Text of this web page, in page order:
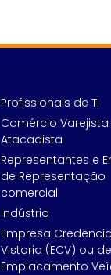
Profissionais de TI
Comércio Varejista
Atacadista
Representantes e
de Representação
comercial
Indústria
Empresa
Vistoria (ECV) ou de
Emplacamento